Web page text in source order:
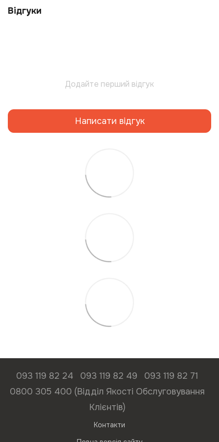
Відгуки
Додайте перший відгук
Написати відгук
093 119 82 24 093 119 82 49
093 119 82 71
0800 305 400 (Відділ Якості Обслуговування
Клієнтів)
Контакти